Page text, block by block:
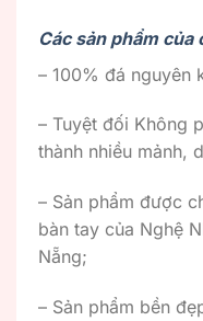
Các sản phẩm
– 100% đá nguyên
– Tuyệt đối Không
thành nhiều mảnh,
– Sản phẩm được
bàn tay của Nghệ
Nẵng;
– Sản phẩm bền